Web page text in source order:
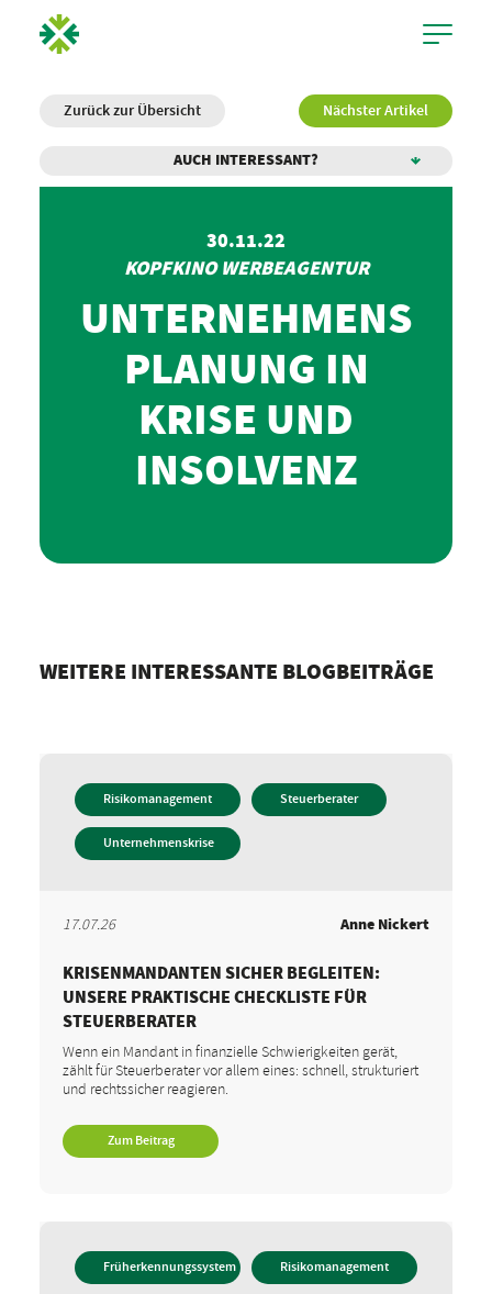
Zurück zur Übersicht Nächster Artikel
AUCH INTERESSANT?
30.11.22
KOPFKINO WERBEAGENTUR
UNTERNEHMENS
PLANUNG IN
KRISE UND
INSOLVENZ
WEITERE INTERESSANTE BLOGBEITRÄGE
Risikomanagement Steuerberater
Unternehmenskrise
17.07.26 Anne Nickert
KRISENMANDANTEN SICHER BEGLEITEN:
UNSERE PRAKTISCHE CHECKLISTE FÜR
STEUERBERATER
Wenn ein Mandant in finanzielle Schwierigkeiten gerät,
zählt für Steuerberater vor allem eines: schnell, strukturiert
und rechtssicher reagieren.
Zum Beitrag
Früherkennungssystem Risikomanagement